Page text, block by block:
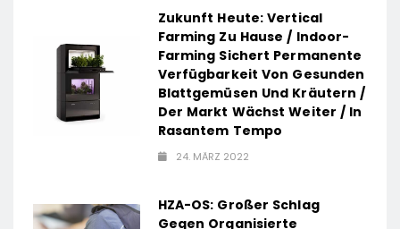
Zukunft Heute: Vertical
Farming Zu Hause / Indoor-
Farming Sichert Permanente
Verfügbarkeit Von Gesunden
Blattgemüsen Und Kräutern /
Der Markt Wächst Weiter / In
Rasantem Tempo
24. MÄRZ 2022
HZA-OS: Großer Schlag
Gegen Organisierte